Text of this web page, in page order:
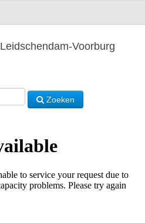
Voorburg
Zoeken